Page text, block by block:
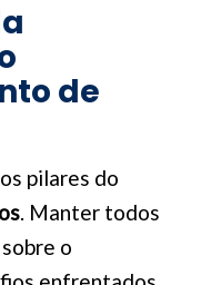
de
pilares do
. Manter todos
o